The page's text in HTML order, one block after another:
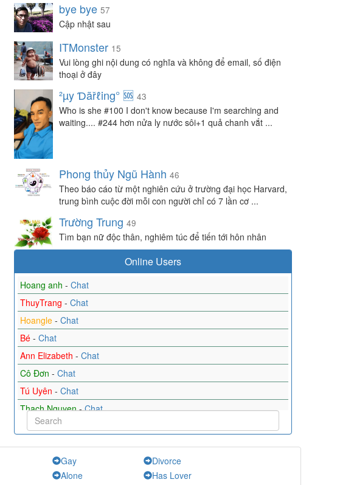
bye bye 57
Cập nhật sau
ITMonster 15
Vui lòng ghi nội dung có nghĩa và không để email, số điện
thoại ở đây
²µy Ɗãřℓing° 🆘 43
Who is she #100 I don't know because I'm searching and
waiting.... #244 hơn nửa ly nước sôi+1 quả chanh vắt ...
Phong thủy Ngũ Hành 46
Theo báo cáo từ một nghiên cứu ở trường đại học Harvard,
trung bình cuộc đời mỗi con người chỉ có 7 lần cơ ...
Trường Trung 49
Tìm bạn nữ độc thân, nghiêm túc để tiến tới hôn nhân
Online Users
Hoang anh - Chat
ThuyTrang - Chat
Hoangle - Chat
Bé - Chat
Ann Elizabeth - Chat
Cô Đơn - Chat
Tú Uyên - Chat
Thach Nguyen-Chat
Tiểu Màn Thầu
Hạnh Võ-Chat
²µy Ɗãřℓing° 🆘
Chat
Gay
Divorce
Alone
Has Lover